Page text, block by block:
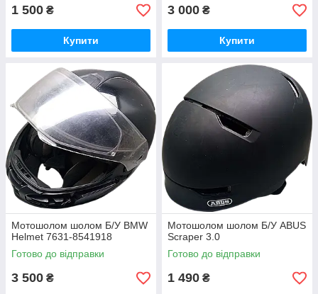
1 500 ₴
Купити
3 000 ₴
Купити
Мотошолом шолом Б/У BMW
Helmet 7631-8541918
Готово до відправки
3 500 ₴
Мотошолом шолом Б/У ABUS
Scraper 3.0
Готово до відправки
1 490 ₴